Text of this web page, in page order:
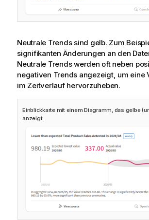
Neutrale Trends sind gelb. Zum
signifikanten Änderungen an den
Neutrale Trends werden oft neben
negativen Trends angezeigt, um eine
im Zeitverlauf hervorzuheben.
Einblickkarte mit einem Diagramm, das gelbe
anzeigt.